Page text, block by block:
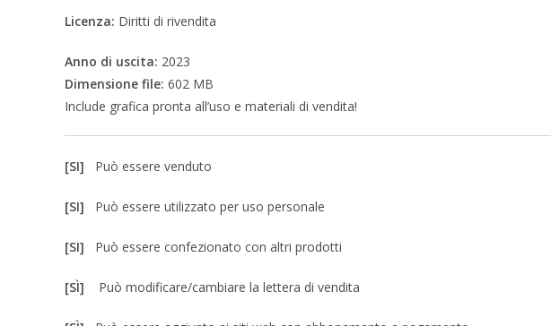
Licenza: Diritti di rivendita
Anno di uscita: 2023
Dimensione file: 602 MB
Include grafica pronta all’uso e materiali di vendita!
[SI] Può essere venduto
[SI] Può essere utilizzato per uso personale
[SI] Può essere confezionato con altri prodotti
[SÌ] Può modificare/cambiare la lettera di vendita